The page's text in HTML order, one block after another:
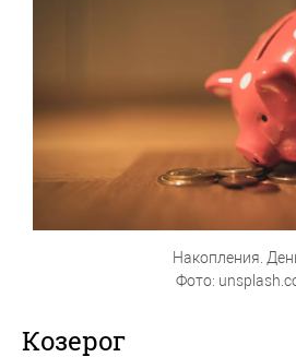
Накопления.
Фото:
Козерог